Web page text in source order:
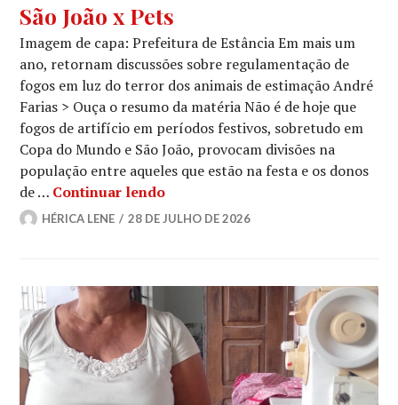
São João x Pets
Imagem de capa: Prefeitura de Estância Em mais um
ano, retornam discussões sobre regulamentação de
fogos em luz do terror dos animais de estimação André
Farias > Ouça o resumo da matéria Não é de hoje que
fogos de artifício em períodos festivos, sobretudo em
Copa do Mundo e São João, provocam divisões na
população entre aqueles que estão na festa e os donos
de … Continuar lendoSão João x Pets
HÉRICA LENE 28 DE JULHO DE 2026